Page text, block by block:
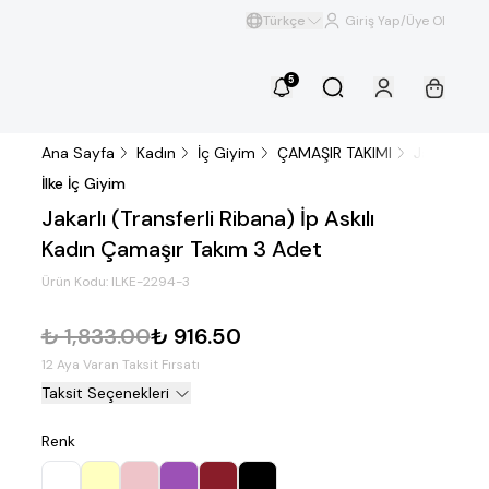
Türkçe Giriş Yap/Üye Ol
5
Ana Sayfa Kadın İç Giyim ÇAMAŞIR TAKIMI
Jakarlı
İlke İç Giyim
Jakarlı (Transferli Ribana) İp Askılı
Kadın Çamaşır Takım 3 Adet
Ürün Kodu: ILKE-2294-3
₺ 1,833.00₺ 916.50
12 Aya Varan Taksit Fırsatı
Taksit Seçenekleri
Renk